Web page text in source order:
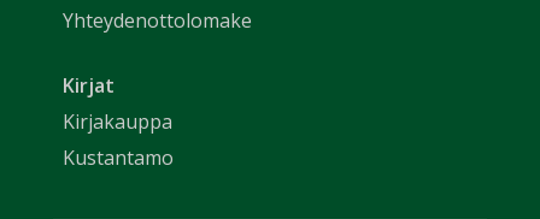
Yhteydenottolomake
Kirjat
Kirjakauppa
Kustantamo